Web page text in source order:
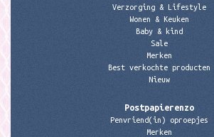
Verzorging & Lifestyle
Wonen & Keuken
Baby & kind
Sale
Merken
Best verkochte producten
Nieuw
Postpapierenzo
Penvriend(in) oproepjes
Merken